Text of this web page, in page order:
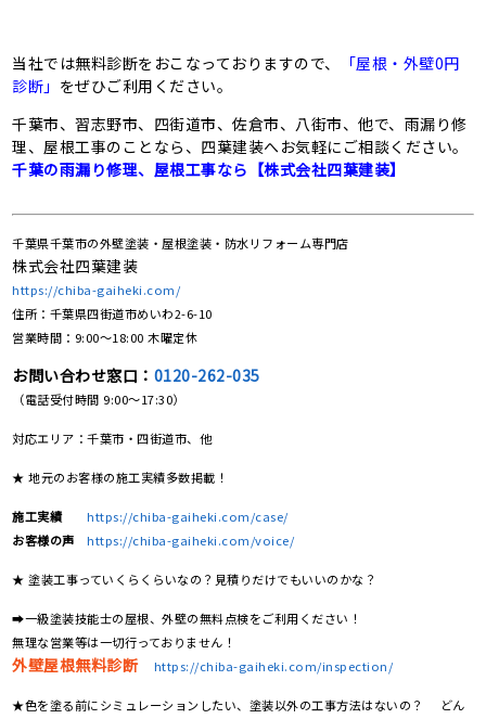
当社では無料診断をおこなっておりますので、
「屋根・外壁0円
診断」 をぜひご利用ください。
千葉市、習志野市、四街道市、佐倉市、八街市、他で、雨漏り修
理、屋根工事のことなら、四葉建装へお気軽にご相談ください。
千葉の雨漏り修理、屋根工事なら【株式会社四葉建装】
千葉県千葉市の外壁塗装・屋根塗装・防水リフォーム専門店
株式会社四葉建装
https://chiba-gaiheki.com/
住所：千葉県四街道市めいわ2-6-10
営業時間：9:00〜18:00 木曜定休
お問い合わせ窓口： 0120-262-035
（電話受付時間 9:00〜17:30）
対応エリア：千葉市・四街道市、他
★ 地元のお客様の施工実績多数掲載！
施工実績
https://chiba-gaiheki.com/case/
お客様の声
https://chiba-gaiheki.com/voice/
★ 塗装工事っていくらくらいなの？見積りだけでもいいのかな？
➡一級塗装技能士の屋根、外壁の無料点検をご利用ください！
無理な営業等は一切行っておりません！
外壁屋根無料診断 https://chiba-gaiheki.com/inspection/
★色を塗る前にシミュレーションしたい、塗装以外の工事方法はないの？ どん